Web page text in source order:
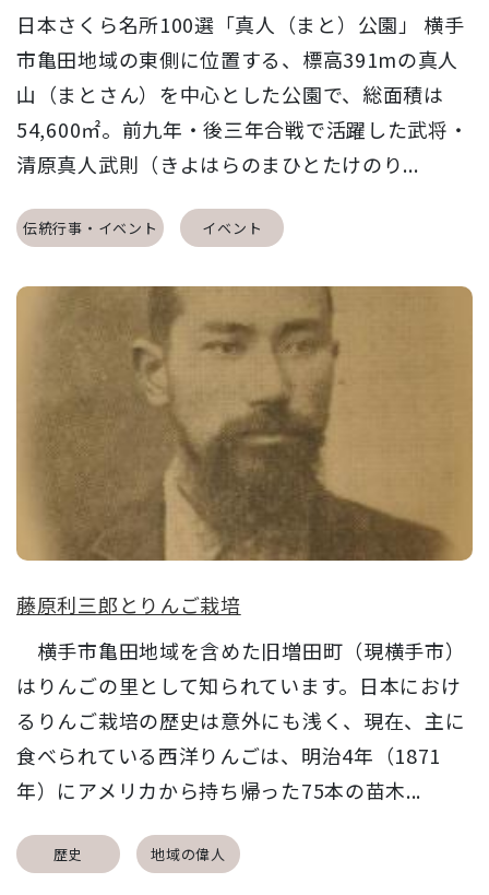
日本さくら名所100選「真人（まと）公園」 横手
市亀田地域の東側に位置する、標高391mの真人
山（まとさん）を中心とした公園で、総面積は
54,600㎡。前九年・後三年合戦で活躍した武将・
清原真人武則（きよはらのまひとたけのり...
伝統行事・イベント イベント
藤原利三郎とりんご栽培
横手市亀田地域を含めた旧増田町（現横手市）
はりんごの里として知られています。日本におけ
るりんご栽培の歴史は意外にも浅く、現在、主に
食べられている西洋りんごは、明治4年（1871
年）にアメリカから持ち帰った75本の苗木...
歴史 地域の偉人